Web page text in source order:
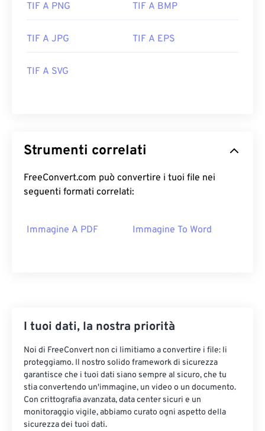
TIF A PNG TIF A BMP
TIF A JPG TIF A EPS
TIF A SVG
Strumenti correlati
FreeConvert.com può convertire i tuoi file nei
seguenti formati correlati:
Immagine A PDF Immagine To Word
I tuoi dati, la nostra priorità
Noi di FreeConvert non ci limitiamo a convertire i file: li
proteggiamo. Il nostro solido framework di sicurezza
garantisce che i tuoi dati siano sempre al sicuro, che tu
stia convertendo un'immagine, un video o un documento.
Con crittografia avanzata, data center sicuri e un
monitoraggio vigile, abbiamo curato ogni aspetto della
sicurezza dei tuoi dati.